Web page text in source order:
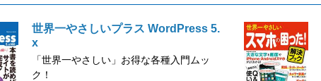
世界一やさしいプラス WordPress 5.
x
「世界一やさしい」お得な各種入門ムッ
ク！